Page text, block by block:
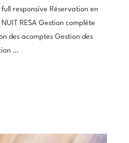
responsive Réservation en
RESA Gestion complète
des acomptes Gestion des
…